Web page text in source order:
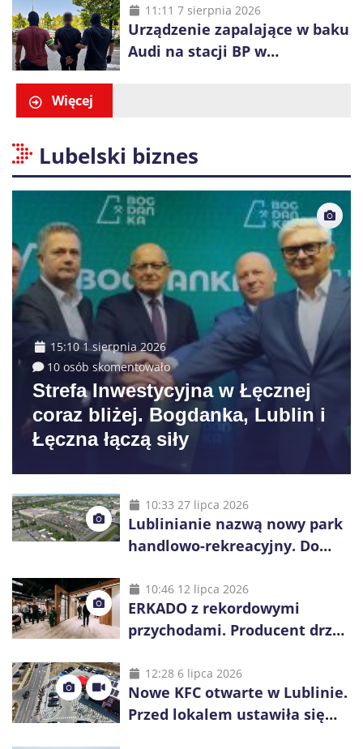
alkohol i perfumy
11:11 7 sierpnia 2026
Urządzenie zapalające w baku
Audi na stacji BP w
Więcej
Lubelski biznes
15:10 1 sierpnia 2026
10 osób skomentowało
Strefa Inwestycyjna w Łęcznej
coraz bliżej. Bogdanka, Lublin i
Łęczna łączą siły
10:33 27 lipca 2026
Lublinianie nazwą nowy park
handlowo-rekreacyjny. Do
10:46 12 lipca 2026
ERKADO z rekordowymi
przychodami. Producent drzwi
inwestycje
12:28 6 lipca 2026
Nowe KFC otwarte w Lublinie.
Przed lokalem ustawiła się